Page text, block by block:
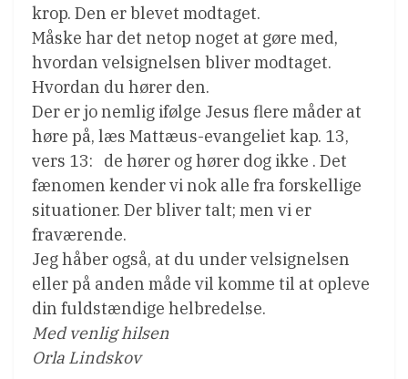
krop. Den er blevet modtaget.
Måske har det netop noget at gøre med,
hvordan velsignelsen bliver modtaget.
Hvordan du hører den.
Der er jo nemlig ifølge Jesus flere måder at
høre på, læs Mattæus-evangeliet kap. 13,
vers 13:   de hører og hører dog ikke . Det
fænomen kender vi nok alle fra forskellige
situationer. Der bliver talt; men vi er
fraværende.
Jeg håber også, at du under velsignelsen
eller på anden måde vil komme til at opleve
din fuldstændige helbredelse.
Med venlig hilsen
Orla Lindskov